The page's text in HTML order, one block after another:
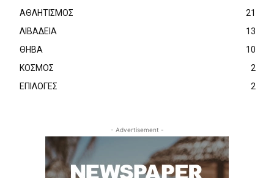
ΑΘΛΗΤΙΣΜΟΣ
21
ΛΙΒΑΔΕΙΑ
13
ΘΗΒΑ
10
ΚΟΣΜΟΣ
2
ΕΠΙΛΟΓΕΣ
2
- Advertisement -